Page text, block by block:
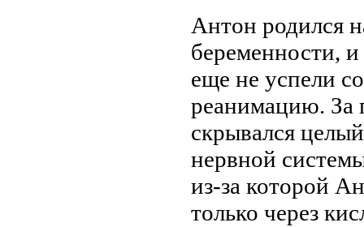
Антон родился
беременности, и
еще не успели
реанимацию. За
скрывался
нервной
из-за которой
только через